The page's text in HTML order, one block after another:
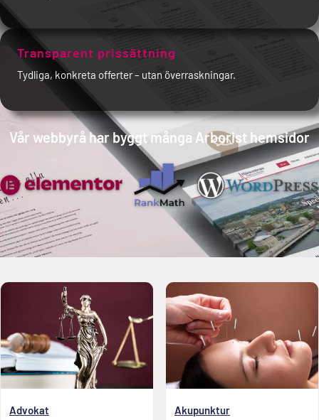
Transparent prissättning
Tydliga, konkreta offerter – utan överraskningar.
Vår webbyrå har byggt många Arborist hemsidor
Advokat Akupunktur